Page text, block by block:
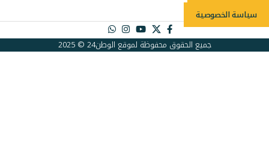
سياسة الخصوصية
جميع الحقوق محفوظة لموقع الوطن24 © 2025